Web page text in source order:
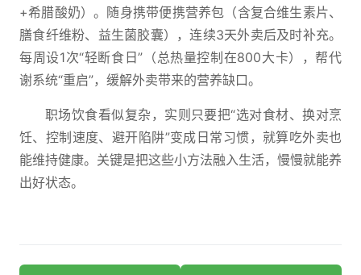
+希腊酸奶）。随身携带便携营养包（含复合维生素片、
膳食纤维粉、益生菌胶囊），连续3天外卖后及时补充。
每周设1次“轻断食日”（总热量控制在800大卡），帮代
谢系统“重启”，缓解外卖带来的营养缺口。
职场饮食看似复杂，实则只要把“选对食材、换对烹
饪、控制速度、避开陷阱”变成日常习惯，就算吃外卖也
能维持健康。关键是把这些小方法融入生活，慢慢就能养
出好状态。